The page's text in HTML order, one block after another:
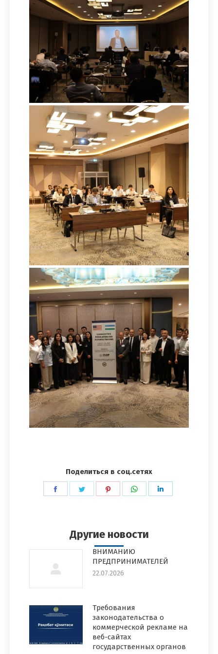
Поделиться в соц.сетях
ПоделитьсяПоделитьсяПоделитьсяПоделиться
Другие новости
ВНИМАНИЮ
ПРЕДПРИНИМАТЕЛЕЙ
22.07.2026
Требования
законодательства о
коммерческой рекламе на
веб-сайтах
государственных органов